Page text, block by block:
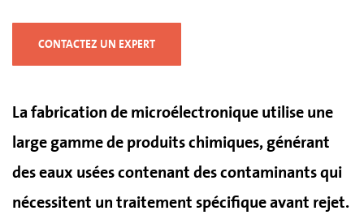
CONTACTEZ UN EXPERT
La fabrication de microélectronique utilise une
large gamme de produits chimiques, générant
des eaux usées contenant des contaminants qui
nécessitent un traitement spécifique avant rejet.